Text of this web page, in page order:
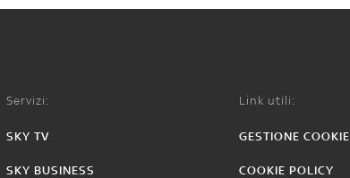
Servizi:
SKY TV
SKY BUSINESS
Link utili:
GESTIONE COOKIE
COOKIE POLICY